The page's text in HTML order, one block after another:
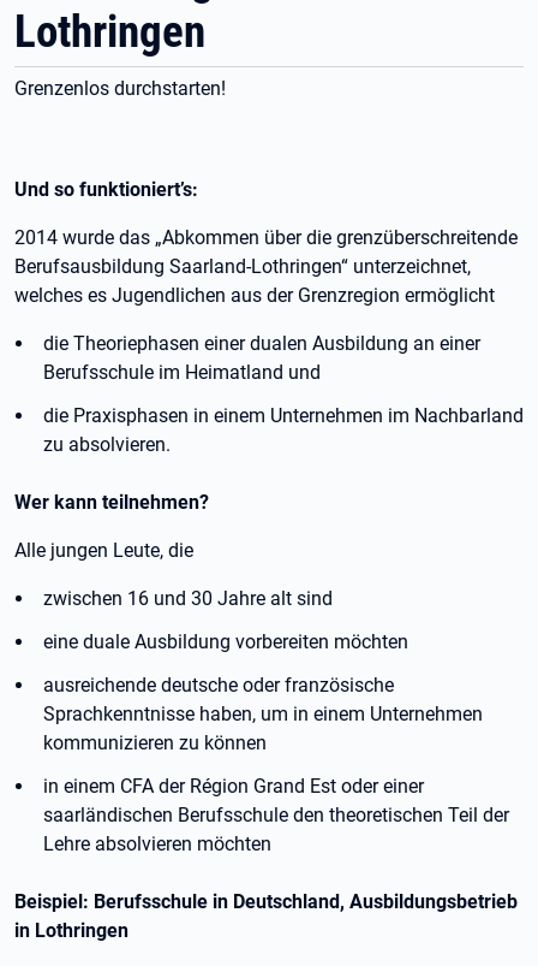
Lothringen
Grenzenlos durchstarten!
Und so funktioniert’s:
2014 wurde das „Abkommen über die grenzüberschreitende
Berufsausbildung Saarland-Lothringen“ unterzeichnet,
welches es Jugendlichen aus der Grenzregion ermöglicht
die Theoriephasen einer dualen Ausbildung an einer
Berufsschule im Heimatland und
die Praxisphasen in einem Unternehmen im Nachbarland
zu absolvieren.
Wer kann teilnehmen?
Alle jungen Leute, die
zwischen 16 und 30 Jahre alt sind
eine duale Ausbildung vorbereiten möchten
ausreichende deutsche oder französische
Sprachkenntnisse haben, um in einem Unternehmen
kommunizieren zu können
in einem CFA der Région Grand Est oder einer
saarländischen Berufsschule den theoretischen Teil der
Lehre absolvieren möchten
Beispiel: Berufsschule in Deutschland, Ausbildungsbetrieb
in Lothringen